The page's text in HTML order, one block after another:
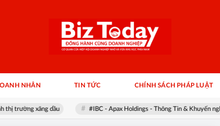
NHÂN TIN TỨC CHÍNH SÁCH PHÁP LUẬT
xăng dầu #IBC - Apax Holdings - Thông Tin & Khuyến nghị